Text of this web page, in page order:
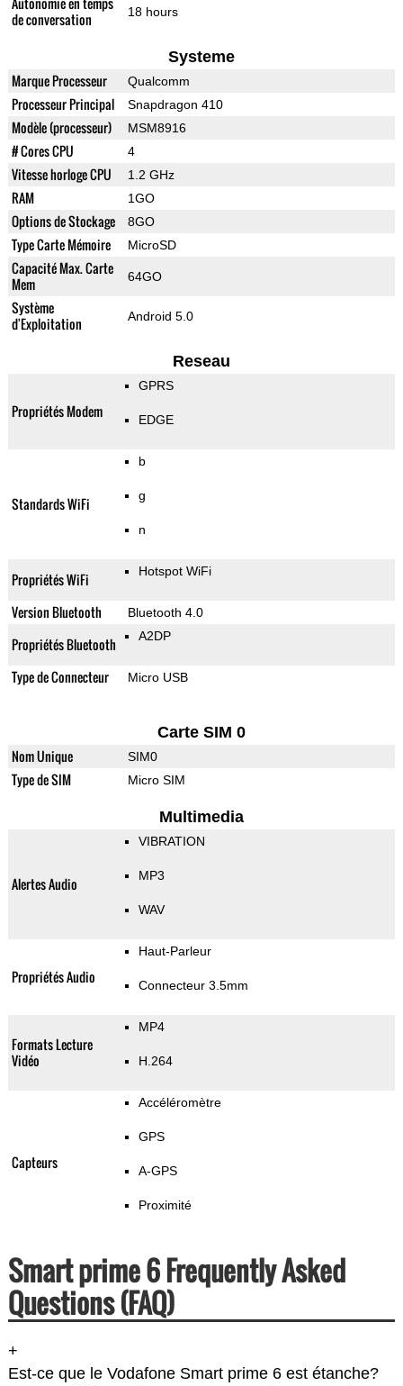
de conversation
18 hours
Systeme
Marque Processeur Qualcomm
Processeur Principal Snapdragon 410
Modèle (processeur) MSM8916
# Cores CPU 4
Vitesse horloge CPU 1.2 GHz
RAM 1GO
Options de Stockage 8GO
Type Carte Mémoire MicroSD
Capacité Max. Carte
Mem
64GO
Système
d'Exploitation
Android 5.0
Reseau
Propriétés Modem
GPRS
EDGE
Standards WiFi
b
g
n
Propriétés WiFi Hotspot WiFi
Version Bluetooth Bluetooth 4.0
Propriétés Bluetooth A2DP
Type de Connecteur Micro USB
Carte SIM 0
Nom Unique SIM0
Type de SIM Micro SIM
Multimedia
Alertes Audio
VIBRATION
MP3
WAV
Propriétés Audio
Haut-Parleur
Connecteur 3.5mm
Formats Lecture
Vidéo
MP4
H.264
Capteurs
Accéléromètre
GPS
A-GPS
Proximité
Smart prime 6 Frequently Asked
Questions (FAQ)
+
Est-ce que le Vodafone Smart prime 6 est étanche?